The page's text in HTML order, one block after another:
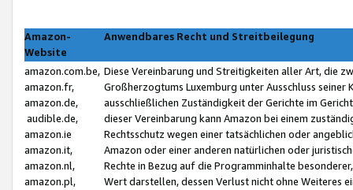
Amazon-
Website
Anwendbares Recht und Streitbeilegung
amazon.com.be,
amazon.fr,
amazon.de,
audible.de,
amazon.ie
amazon.it,
amazon.nl,
amazon.pl,
Diese Vereinbarung und Streitigkeiten aller Art, die
Großherzogtums Luxemburg unter Ausschluss
ausschließlichen Zuständigkeit der Gerichte im
dieser Vereinbarung kann Amazon bei einem
Rechtsschutz wegen einer tatsächlichen oder
Amazon oder einer anderen natürlichen oder
Rechte in Bezug auf die Programminhalte
Wert darstellen, dessen Verlust nicht ohne Weiteres